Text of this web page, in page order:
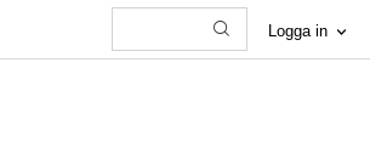
Logga in